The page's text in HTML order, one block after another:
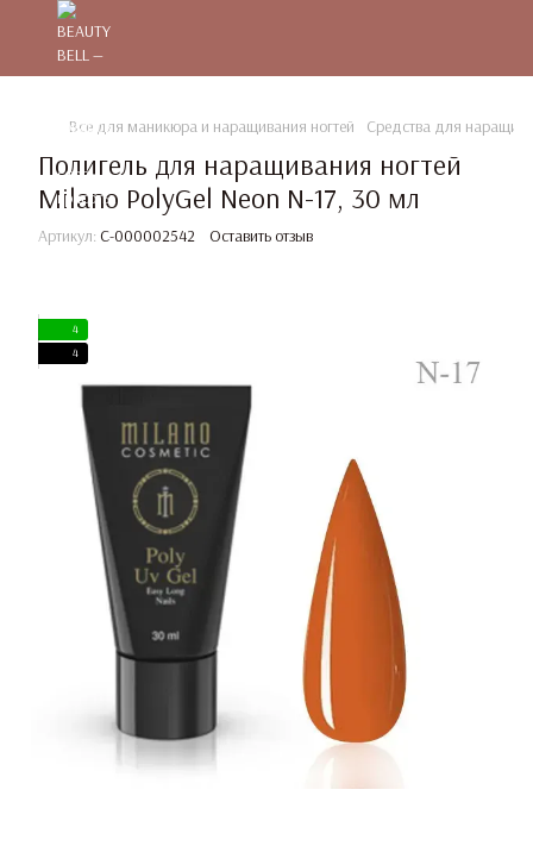
Все для маникюра и наращивания ногтей Средства для
Полигель для наращивания ногтей
Milano PolyGel Neon N-17, 30 мл
Артикул: C-000002542 Оставить отзыв
4
4